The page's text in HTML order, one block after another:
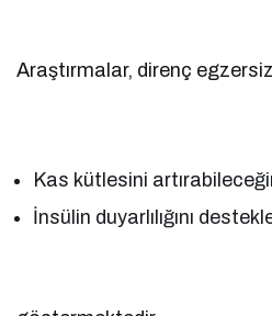
Araştırmalar, direnç
Kas kütlesini
İnsülin duyarlılığını